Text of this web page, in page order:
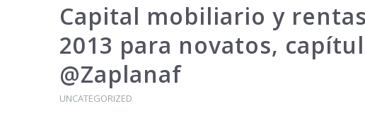
Capital mobiliario y
2013 para novatos,
@Zaplanaf
UNCATEGORIZED